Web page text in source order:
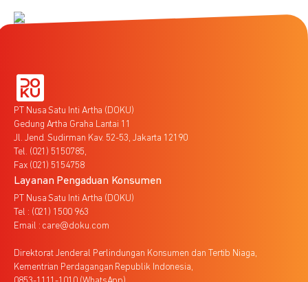
PT Nusa Satu Inti Artha (DOKU)
Gedung Artha Graha Lantai 11
Jl. Jend. Sudirman Kav. 52-53, Jakarta 12190
Tel. (021) 5150785,
Fax (021) 5154758
Layanan Pengaduan Konsumen
PT Nusa Satu Inti Artha (DOKU)
Tel : (021) 1500 963
Email : care@doku.com
Direktorat Jenderal Perlindungan Konsumen dan Tertib Niaga,
Kementrian Perdagangan Republik Indonesia,